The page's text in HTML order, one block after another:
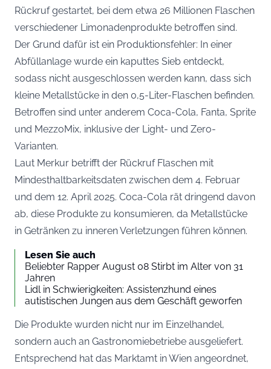
Rückruf gestartet, bei dem etwa 26 Millionen Flaschen
verschiedener Limonadenprodukte betroffen sind.
Der Grund dafür ist ein Produktionsfehler: In einer
Abfüllanlage wurde ein kaputtes Sieb entdeckt,
sodass nicht ausgeschlossen werden kann, dass sich
kleine Metallstücke in den 0,5-Liter-Flaschen befinden.
Betroffen sind unter anderem Coca-Cola, Fanta, Sprite
und MezzoMix, inklusive der Light- und Zero-
Varianten.
Laut Merkur betrifft der Rückruf Flaschen mit
Mindesthaltbarkeitsdaten zwischen dem 4. Februar
und dem 12. April 2025. Coca-Cola rät dringend davon
ab, diese Produkte zu konsumieren, da Metallstücke
in Getränken zu inneren Verletzungen führen können.
Lesen Sie auch
Beliebter Rapper August 08 Stirbt im Alter von 31
Jahren
Lidl in Schwierigkeiten: Assistenzhund eines
autistischen Jungen aus dem Geschäft geworfen
Die Produkte wurden nicht nur im Einzelhandel,
sondern auch an Gastronomiebetriebe ausgeliefert.
Entsprechend hat das Marktamt in Wien angeordnet,